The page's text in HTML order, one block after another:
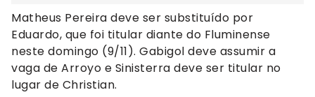
Matheus Pereira deve ser substituído por
Eduardo, que foi titular diante do Fluminense
neste domingo (9/11). Gabigol deve assumir a
vaga de Arroyo e Sinisterra deve ser titular no
lugar de Christian.